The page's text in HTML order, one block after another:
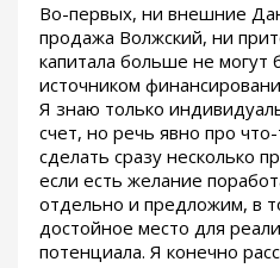
Во-первых, ни внешние
продажа Волжский, ни
капитала больше не могут
источником
Я знаю только
счет, но речь явно про
сделать сразу несколько
если есть желание
отдельно и предложим, в
достойное место для
потенциала. Я конечно